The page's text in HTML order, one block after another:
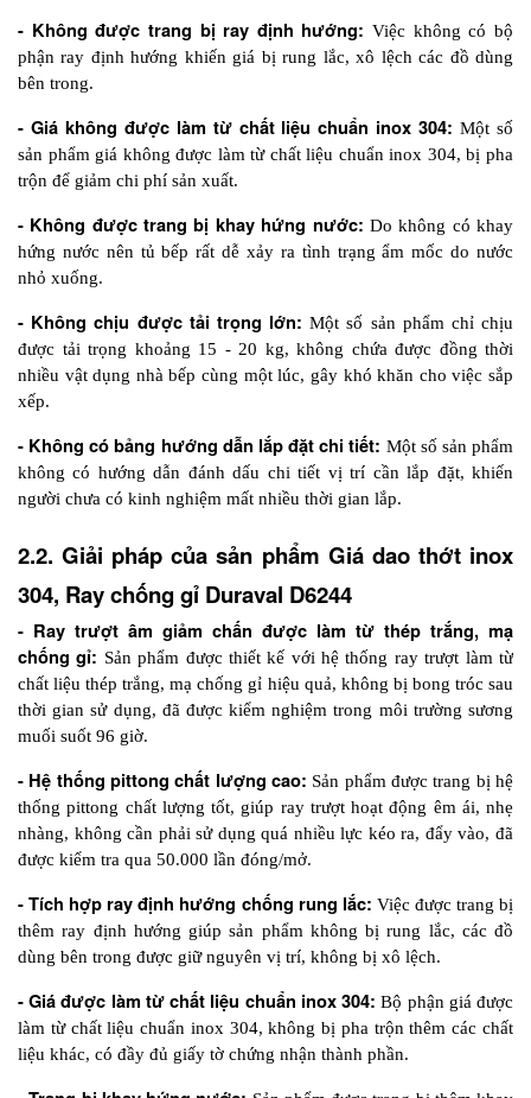
- Không được trang bị ray định hướng: Việc không có bộ
phận ray định hướng khiến giá bị rung lắc, xô lệch các đồ dùng
bên trong.
- Giá không được làm từ chất liệu chuẩn inox 304: Một số
sản phẩm giá không được làm từ chất liệu chuẩn inox 304, bị pha
trộn để giảm chi phí sản xuất.
- Không được trang bị khay hứng nước: Do không có khay
hứng nước nên tủ bếp rất dễ xảy ra tình trạng ẩm mốc do nước
nhỏ xuống.
- Không chịu được tải trọng lớn: Một số sản phẩm chỉ chịu
được tải trọng khoảng 15 - 20 kg, không chứa được đồng thời
nhiều vật dụng nhà bếp cùng một lúc, gây khó khăn cho việc sắp
xếp.
- Không có bảng hướng dẫn lắp đặt chi tiết: Một số sản phẩm
không có hướng dẫn đánh dấu chi tiết vị trí cần lắp đặt, khiến
người chưa có kinh nghiệm mất nhiều thời gian lắp.
2.2. Giải pháp của sản phẩm Giá dao thớt inox
304, Ray chống gỉ Duraval D6244
- Ray trượt âm giảm chấn được làm từ thép trắng, mạ
chống gỉ: Sản phẩm được thiết kế với hệ thống ray trượt làm từ
chất liệu thép trắng, mạ chống gỉ hiệu quả, không bị bong tróc sau
thời gian sử dụng, đã được kiểm nghiệm trong môi trường sương
muối suốt 96 giờ.
- Hệ thống pittong chất lượng cao: Sản phẩm được trang bị hệ
thống pittong chất lượng tốt, giúp ray trượt hoạt động êm ái, nhẹ
nhàng, không cần phải sử dụng quá nhiều lực kéo ra, đẩy vào, đã
được kiểm tra qua 50.000 lần đóng/mở.
- Tích hợp ray định hướng chống rung lắc: Việc được trang bị
thêm ray định hướng giúp sản phẩm không bị rung lắc, các đồ
dùng bên trong được giữ nguyên vị trí, không bị xô lệch.
- Giá được làm từ chất liệu chuẩn inox 304: Bộ phận giá được
làm từ chất liệu chuẩn inox 304, không bị pha trộn thêm các chất
liệu khác, có đầy đủ giấy tờ chứng nhận thành phần.